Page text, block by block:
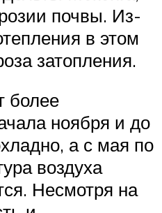
почвы. Из-
в этом
затопления.
более
ноября и до
а с мая по
воздуха
Несмотря на